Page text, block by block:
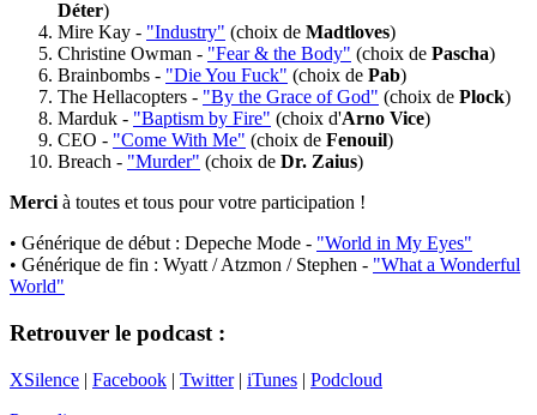
Déter)
Mire Kay - "Industry" (choix de Madtloves)
Christine Owman - "Fear & the Body" (choix de Pascha)
Brainbombs - "Die You Fuck" (choix de Pab)
The Hellacopters - "By the Grace of God" (choix de Plock)
Marduk - "Baptism by Fire" (choix d'Arno Vice)
CEO - "Come With Me" (choix de Fenouil)
Breach - "Murder" (choix de Dr. Zaius)
Merci à toutes et tous pour votre participation !
• Générique de début : Depeche Mode - "World in My Eyes"
• Générique de fin : Wyatt / Atzmon / Stephen - "What a Wonderful
World"
Retrouver le podcast :
XSilence | Facebook | Twitter| iTunes | Podcloud